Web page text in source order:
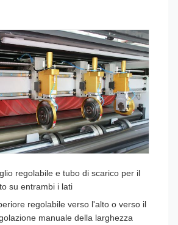
regolabile e tubo di scarico per il
su entrambi i lati
regolabile verso l'alto o verso il
manuale della larghezza